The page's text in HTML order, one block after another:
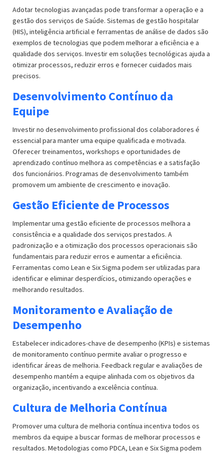
Adotar tecnologias avançadas pode transformar a operação e a
gestão dos serviços de Saúde. Sistemas de gestão hospitalar
(HIS), inteligência artificial e ferramentas de análise de dados são
exemplos de tecnologias que podem melhorar a eficiência e a
qualidade dos serviços. Investir em soluções tecnológicas ajuda a
otimizar processos, reduzir erros e fornecer cuidados mais
precisos.
Desenvolvimento Contínuo da
Equipe
Investir no desenvolvimento profissional dos colaboradores é
essencial para manter uma equipe qualificada e motivada.
Oferecer treinamentos, workshops e oportunidades de
aprendizado contínuo melhora as competências e a satisfação
dos funcionários. Programas de desenvolvimento também
promovem um ambiente de crescimento e inovação.
Gestão Eficiente de Processos
Implementar uma gestão eficiente de processos melhora a
consistência e a qualidade dos serviços prestados. A
padronização e a otimização dos processos operacionais são
fundamentais para reduzir erros e aumentar a eficiência.
Ferramentas como Lean e Six Sigma podem ser utilizadas para
identificar e eliminar desperdícios, otimizando operações e
melhorando resultados.
Monitoramento e Avaliação de
Desempenho
Estabelecer indicadores-chave de desempenho (KPIs) e sistemas
de monitoramento contínuo permite avaliar o progresso e
identificar áreas de melhoria. Feedback regular e avaliações de
desempenho mantém a equipe alinhada com os objetivos da
organização, incentivando a excelência contínua.
Cultura de Melhoria Contínua
Promover uma cultura de melhoria contínua incentiva todos os
membros da equipe a buscar formas de melhorar processos e
resultados. Metodologias como PDCA, Lean e Six Sigma podem